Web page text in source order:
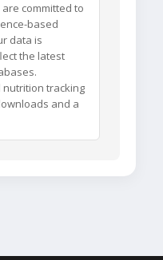
are committed to
based
data is
the latest
nutrition tracking
and a